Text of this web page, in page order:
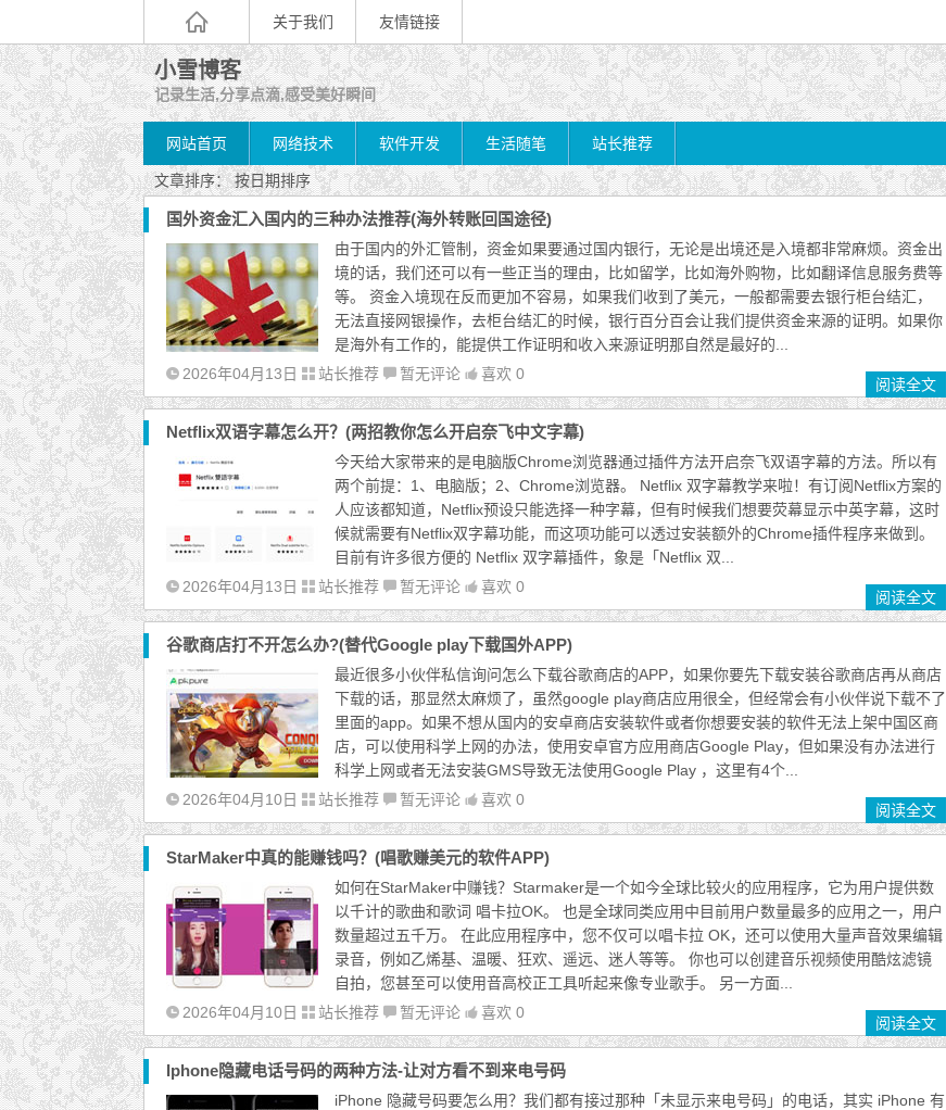
关于我们 友情链接
小雪博客
记录生活,分享点滴,感受美好瞬间
网站首页 网络技术 软件开发 生活随笔 站长推荐
文章排序：按日期排序
国外资金汇入国内的三种办法推荐(海外转账回国途径)
由于国内的外汇管制，资金如果要通过国内银行，无论是出境还是入境都非常麻烦。资金出
境的话，我们还可以有一些正当的理由，比如留学，比如海外购物，比如翻译信息服务费等
等。 资金入境现在反而更加不容易，如果我们收到了美元，一般都需要去银行柜台结汇，
无法直接网银操作，去柜台结汇的时候，银行百分百会让我们提供资金来源的证明。如果你
是海外有工作的，能提供工作证明和收入来源证明那自然是最好的...
2026年04月13日
站长推荐 暂无评论 喜欢 0
阅读全文
Netflix双语字幕怎么开？(两招教你怎么开启奈飞中文字幕)
今天给大家带来的是电脑版Chrome浏览器通过插件方法开启奈飞双语字幕的方法。所以有
两个前提：1、电脑版；2、Chrome浏览器。 Netflix 双字幕教学来啦！有订阅Netflix方案的
人应该都知道，Netflix预设只能选择一种字幕，但有时候我们想要荧幕显示中英字幕，这时
候就需要有Netflix双字幕功能，而这项功能可以透过安装额外的Chrome插件程序来做到。
目前有许多很方便的 Netflix 双字幕插件，象是「Netflix 双...
2026年04月13日
站长推荐 暂无评论 喜欢 0
阅读全文
谷歌商店打不开怎么办?(替代Google play下载国外APP)
最近很多小伙伴私信询问怎么下载谷歌商店的APP，如果你要先下载安装谷歌商店再从商店
下载的话，那显然太麻烦了，虽然google play商店应用很全，但经常会有小伙伴说下载不了
里面的app。如果不想从国内的安卓商店安装软件或者你想要安装的软件无法上架中国区商
店，可以使用科学上网的办法，使用安卓官方应用商店Google Play，但如果没有办法进行
科学上网或者无法安装GMS导致无法使用Google Play ，这里有4个...
2026年04月10日
站长推荐 暂无评论 喜欢 0
阅读全文
StarMaker中真的能赚钱吗？(唱歌赚美元的软件APP)
如何在StarMaker中赚钱？Starmaker是一个如今全球比较火的应用程序，它为用户提供数
以千计的歌曲和歌词 唱卡拉OK。 也是全球同类应用中目前用户数量最多的应用之一，用户
数量超过五千万。 在此应用程序中，您不仅可以唱卡拉 OK，还可以使用大量声音效果编辑
录音，例如乙烯基、温暖、狂欢、遥远、迷人等等。 你也可以创建音乐视频使用酷炫滤镜
自拍，您甚至可以使用音高校正工具听起来像专业歌手。 另一方面...
2026年04月10日
站长推荐 暂无评论 喜欢 0
阅读全文
Iphone隐藏电话号码的两种方法-让对方看不到来电号码
iPhone 隐藏号码要怎么用？我们都有接过那种「未显示来电号码」的电话，其实 iPhone 有